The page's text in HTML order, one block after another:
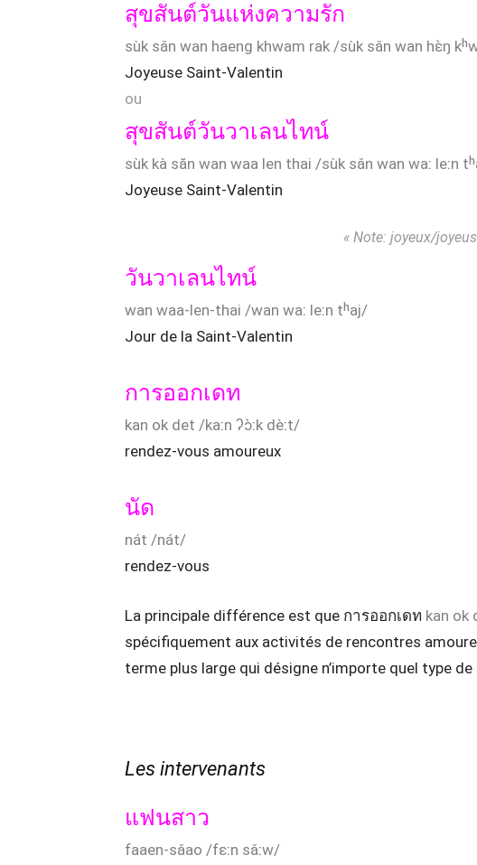
สุขสันต์วันแห่งความรัก
sùk sǎn wan haeng khwam rak /sùk sǎn wan hɛ̀ŋ
Joyeuse Saint-Valentin
ou
สุขสันต์วันวาเลนไทน์
sùk kà săn wan waa len thai /sùk sǎn wan waː leːn
Joyeuse Saint-Valentin
« Note: joyeux/
วันวาเลนไทน์
wan waa-len-thai /wan waː leːn tʰaj/
Jour de la Saint-Valentin
การออกเดท
kan ok det /kaːn ʔɔ̀ːk dèːt/
rendez-vous amoureux
นัด
nát /nát/
rendez-vous
La principale différence est que การออกเดท kan ok
spécifiquement aux activités de rencontres
terme plus large qui désigne n’importe quel type
Les intervenants
แฟนสาว
faaen-sǎao /fɛːn sǎːw/